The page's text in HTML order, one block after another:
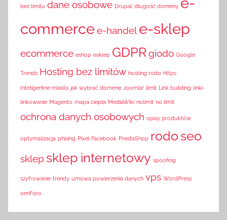
bez limitu dane osobowe Drupal długość domeny
commercee-handel e-sklep
ecommerce eshop esklep GDPRgiodo Google
Trends Hosting bez limitów hosting rodo https
Inteligentne miasta jak wybrać domenę Joomla! limit Link building linki
linkowanie Magento mapa ciepła MediaWiki nolimit no limit
ochrona danych osobowych opisy produktów
optymalizacja phising Pixel Facebook PrestaShop rodo seo
sklep sklep internetowy spoofing
szyfrowanie trendy umowa powierzenia danych vps WordPress
xenForo